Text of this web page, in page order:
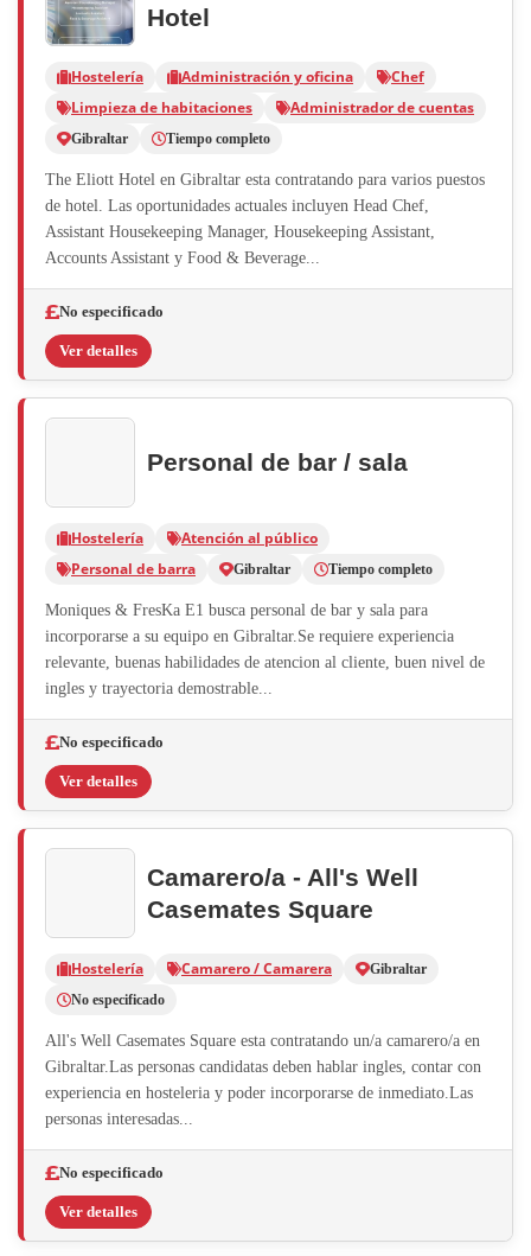
Hotel
Hostelería Administración y oficina
Chef
Limpieza de habitaciones
Administrador de cuentas
Gibraltar Tiempo completo
The Eliott Hotel en Gibraltar esta contratando para varios puestos
de hotel. Las oportunidades actuales incluyen Head Chef,
Assistant Housekeeping Manager, Housekeeping Assistant,
Accounts Assistant y Food & Beverage...
No especificado
Ver detalles
Personal de bar / sala
Hostelería
Atención al público
Personal de barra
Gibraltar Tiempo completo
Moniques & FresKa E1 busca personal de bar y sala para
incorporarse a su equipo en Gibraltar.Se requiere experiencia
relevante, buenas habilidades de atencion al cliente, buen nivel de
ingles y trayectoria demostrable...
No especificado
Ver detalles
Camarero/a - All's Well
Casemates Square
Hostelería Camarero / Camarera
Gibraltar
No especificado
All's Well Casemates Square esta contratando un/a camarero/a en
Gibraltar.Las personas candidatas deben hablar ingles, contar con
experiencia en hosteleria y poder incorporarse de inmediato.Las
personas interesadas...
No especificado
Ver detalles